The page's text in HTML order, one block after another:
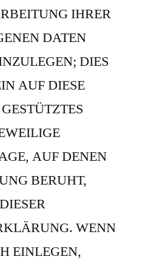
IHRER
DATEN
DIES
AUF DIESE
AUF DENEN
BERUHT,
WENN
EINLEGEN,